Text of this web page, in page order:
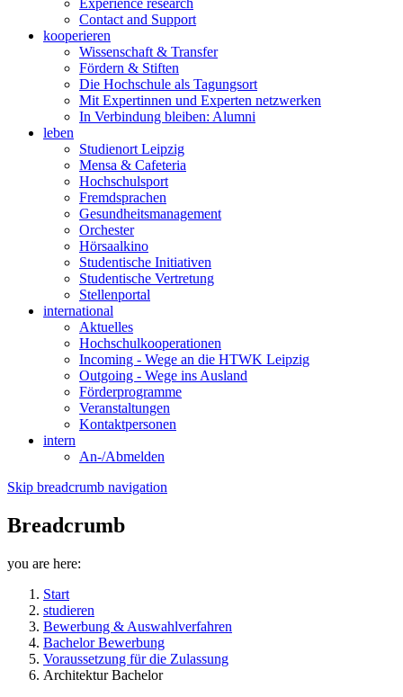
Experience research
Contact and Support
kooperieren
Wissenschaft & Transfer
Fördern & Stiften
Die Hochschule als Tagungsort
Mit Expertinnen und Experten netzwerken
In Verbindung bleiben: Alumni
leben
Studienort Leipzig
Mensa & Cafeteria
Hochschulsport
Fremdsprachen
Gesundheitsmanagement
Orchester
Hörsaalkino
Studentische Initiativen
Studentische Vertretung
Stellenportal
international
Aktuelles
Hochschulkooperationen
Incoming - Wege an die HTWK Leipzig
Outgoing - Wege ins Ausland
Förderprogramme
Veranstaltungen
Kontaktpersonen
intern
An-/Abmelden
Skip breadcrumb navigation
Breadcrumb
you are here:
Start
studieren
Bewerbung & Auswahlverfahren
Bachelor Bewerbung
Voraussetzung für die Zulassung
Architektur Bachelor